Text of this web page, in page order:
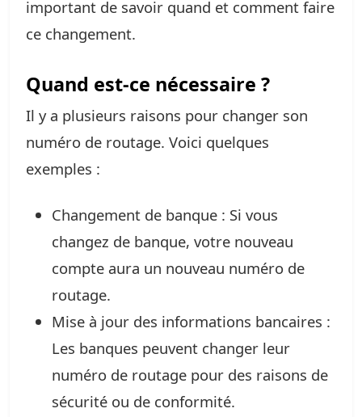
important de savoir quand et comment faire
ce changement.
Quand est-ce nécessaire ?
Il y a plusieurs raisons pour changer son
numéro de routage. Voici quelques
exemples :
Changement de banque : Si vous
changez de banque, votre nouveau
compte aura un nouveau numéro de
routage.
Mise à jour des informations bancaires :
Les banques peuvent changer leur
numéro de routage pour des raisons de
sécurité ou de conformité.